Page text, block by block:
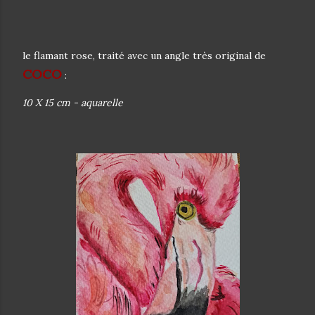
le flamant rose, traité avec un angle très original de
COCO :
10 X 15 cm - aquarelle